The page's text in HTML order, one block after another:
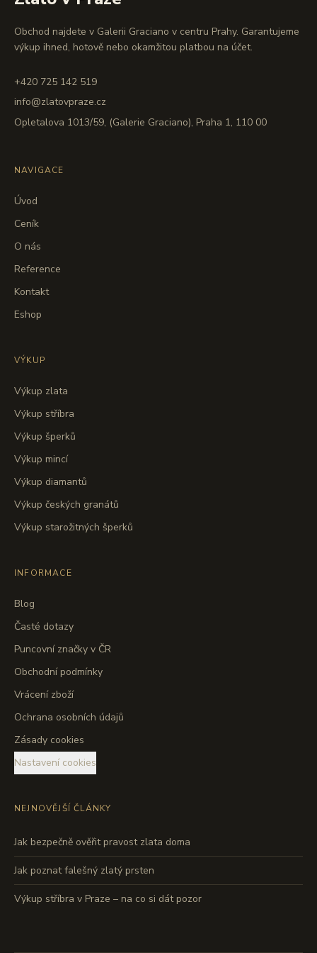
Obchod najdete v Galerii Graciano v centru Prahy. Garantujeme
výkup ihned, hotově nebo okamžitou platbou na účet.
+420 725 142 519
info@zlatovpraze.cz
Opletalova 1013/59, (Galerie Graciano), Praha 1, 110 00
NAVIGACE
Úvod
Ceník
O nás
Reference
Kontakt
Eshop
VÝKUP
Výkup zlata
Výkup stříbra
Výkup šperků
Výkup mincí
Výkup diamantů
Výkup českých granátů
Výkup starožitných šperků
INFORMACE
Blog
Časté dotazy
Puncovní značky v ČR
Obchodní podmínky
Vrácení zboží
Ochrana osobních údajů
Zásady cookies
Nastavení cookies
NEJNOVĚJŠÍ ČLÁNKY
Jak bezpečně ověřit pravost zlata doma
Jak poznat falešný zlatý prsten
Výkup stříbra v Praze – na co si dát pozor